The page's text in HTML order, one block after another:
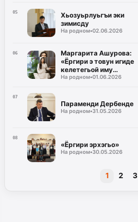
05
Хьозуьрлуьгъи эки
зимисду
На родном•02.06.2026
06
Маргарита Ашурова:
«Ёргири э товун игиде
келетегьой иму
гьеммишелуьги!»
На родном•01.06.2026
07
Параменди Дербенде
На родном•31.05.2026
08
«Ёргири эрхэгьо»
На родном•30.05.2026
1 2 3